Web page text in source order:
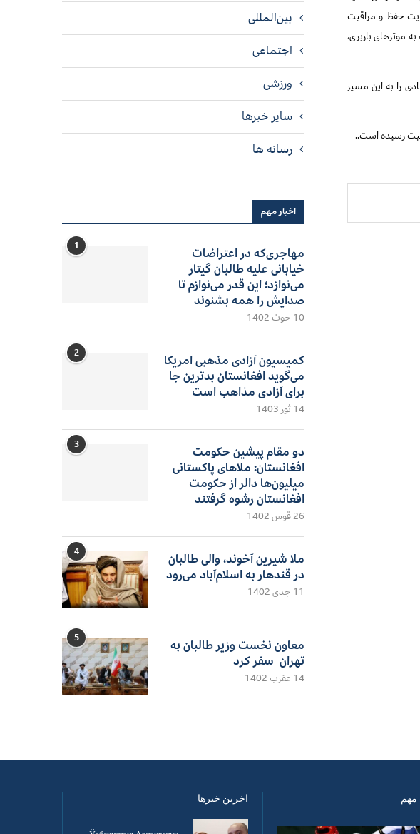
حفظ و مراقبت
موترهای باربری،
را به این مسیر
رسیده است..
بین‌المللی
اجتماعی
ورزشی
سایر خبرها
رسانه ها
اخبار مهم
1
مهاجری‌که در اعتراضات
خیابانی علیه طالبان گیتار
می‌نوازد؛ این قدر می‌نوازم تا
صدایش را همه بشنوند
10 حوت 1402
2
کمیسیون آزادی مذهبی امریکا
می‌گوید افغانستان بدترین جا
برای آزادی مذاهب است
14 ثور 1403
3
دو مقام پیشین حکومت
افغانستان: ملاهای پاکستانی
میلیون‌ها دالر از حکومت
افغانستان رشوه گرفتند
26 قوس 1402
4
ملا شیرین آخوند، والی طالبان
در قندهار به اسلام‌آباد می‌رود
11 جدی 1402
5
معاون نخست وزیر طالبان به
تهران سفر کرد
14 عقرب 1402
اخرین خبرها